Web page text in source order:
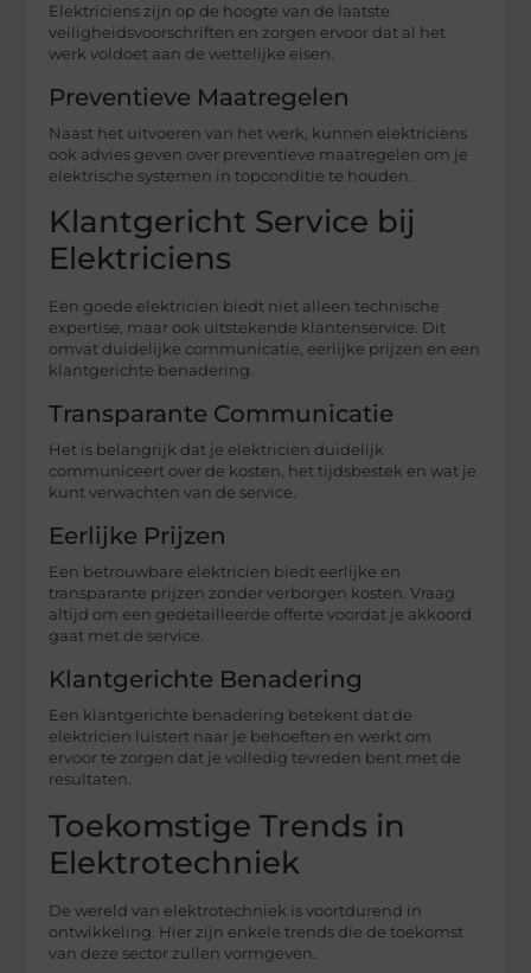
Elektriciens zijn op de hoogte van de laatste
veiligheidsvoorschriften en zorgen ervoor dat al het
werk voldoet aan de wettelijke eisen.
Preventieve Maatregelen
Naast het uitvoeren van het werk, kunnen elektriciens
ook advies geven over preventieve maatregelen om je
elektrische systemen in topconditie te houden.
Klantgericht Service bij
Elektriciens
Een goede elektricien biedt niet alleen technische
expertise, maar ook uitstekende klantenservice. Dit
omvat duidelijke communicatie, eerlijke prijzen en een
klantgerichte benadering.
Transparante Communicatie
Het is belangrijk dat je elektricien duidelijk
communiceert over de kosten, het tijdsbestek en wat je
kunt verwachten van de service.
Eerlijke Prijzen
Een betrouwbare elektricien biedt eerlijke en
transparante prijzen zonder verborgen kosten. Vraag
altijd om een gedetailleerde offerte voordat je akkoord
gaat met de service.
Klantgerichte Benadering
Een klantgerichte benadering betekent dat de
elektricien luistert naar je behoeften en werkt om
ervoor te zorgen dat je volledig tevreden bent met de
resultaten.
Toekomstige Trends in
Elektrotechniek
De wereld van elektrotechniek is voortdurend in
ontwikkeling. Hier zijn enkele trends die de toekomst
van deze sector zullen vormgeven.